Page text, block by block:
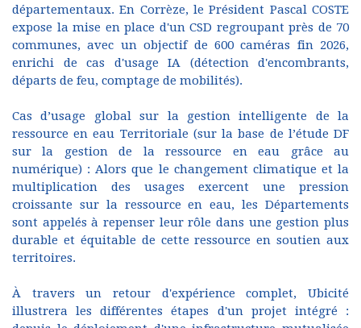
départementaux. En Corrèze, le Président Pascal COSTE
expose la mise en place d'un CSD regroupant près de 70
communes, avec un objectif de 600 caméras fin 2026,
enrichi de cas d'usage IA (détection d'encombrants,
départs de feu, comptage de mobilités).
Cas d’usage global sur la gestion intelligente de la
ressource en eau Territoriale (sur la base de l’étude DF
sur la gestion de la ressource en eau grâce au
numérique) : Alors que le changement climatique et la
multiplication des usages exercent une pression
croissante sur la ressource en eau, les Départements
sont appelés à repenser leur rôle dans une gestion plus
durable et équitable de cette ressource en soutien aux
territoires.
À travers un retour d'expérience complet, Ubicité
illustrera les différentes étapes d'un projet intégré :